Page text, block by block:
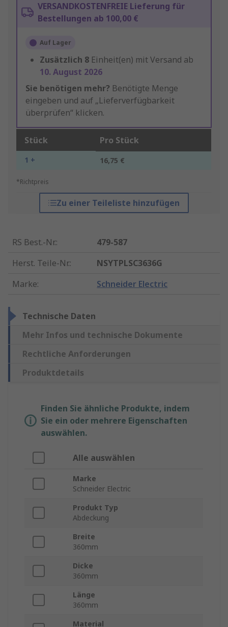
VERSANDKOSTENFREIE Lieferung für
Bestellungen ab 100,00 €
Auf Lager
Zusätzlich 8 Einheit(en) mit Versand ab
10. August 2026
Sie benötigen mehr? Benötigte Menge
eingeben und auf „Lieferverfügbarkeit
überprüfen“ klicken.
Stück Pro Stück
1 + 16,75 €
*Richtpreis
Zu einer Teileliste hinzufügen
RS Best.-Nr.:
479-587
Herst. Teile-Nr.:
NSYTPLSC3636G
Marke: Schneider Electric
Technische Daten
Mehr Infos und technische Dokumente
Rechtliche Anforderungen
Produktdetails
Finden Sie ähnliche Produkte, indem
Sie ein oder mehrere Eigenschaften
auswählen.
Alle auswählen
Marke
Schneider Electric
Produkt Typ
Abdeckung
Breite
360mm
Dicke
360mm
Länge
360mm
Material